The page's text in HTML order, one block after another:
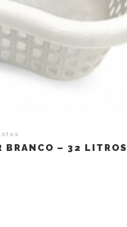
BRANCO – 32